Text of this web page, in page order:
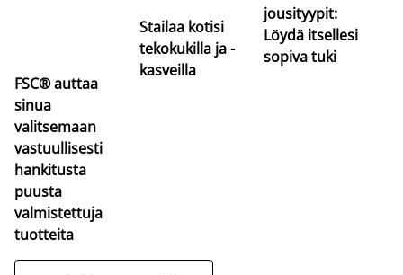
FSC® auttaa
sinua
valitsemaan
vastuullisesti
hankitusta
puusta
valmistettuja
tuotteita
Stailaa kotisi
tekokukilla ja -
kasveilla
jousityypit:
Löydä itsellesi
sopiva tuki